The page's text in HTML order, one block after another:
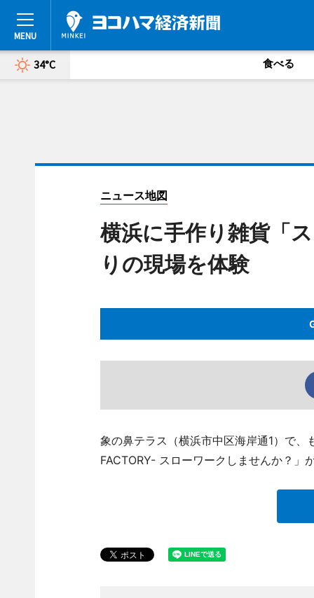
34°C 食べる
ニュース地図
横浜に手作り雑貨「
りの現場を体験
象の鼻テラス（横浜市中区海岸通1）で
FACTORY- スローワークしませんか？」